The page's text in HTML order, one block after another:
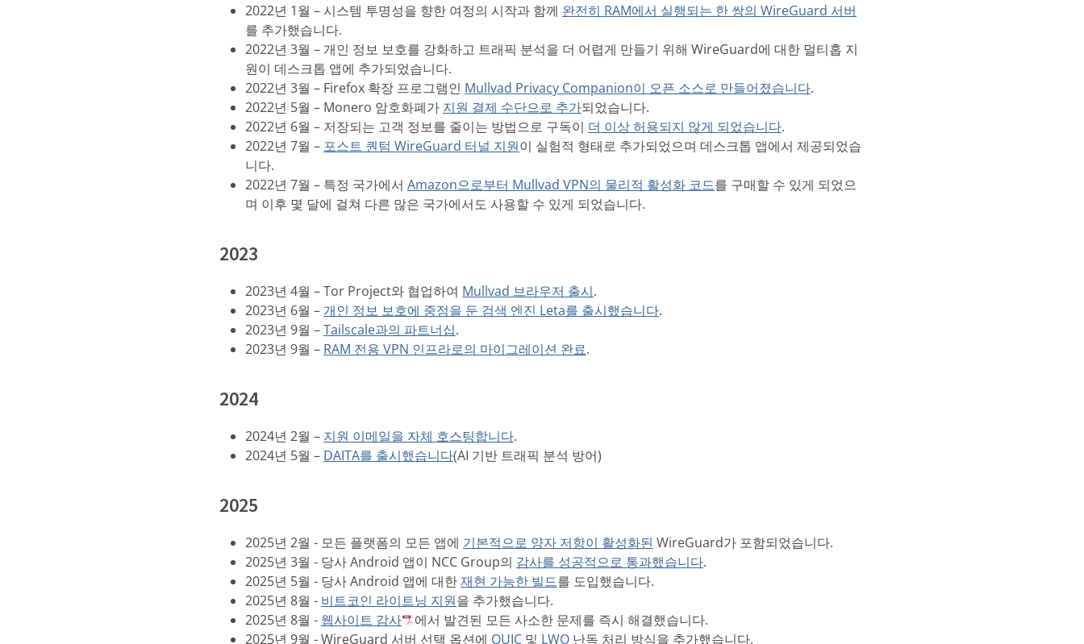
2022년 1월 – 시스템 투명성을 향한 여정의 시작과 함께 완전히 RAM에서 실행되는 한 쌍의 WireGuard 서버
를 추가했습니다.
2022년 3월 – 개인 정보 보호를 강화하고 트래픽 분석을 더 어렵게 만들기 위해 WireGuard에 대한 멀티홉 지
원이 데스크톱 앱에 추가되었습니다.
2022년 3월 – Firefox 확장 프로그램인 Mullvad Privacy Companion이 오픈 소스로 만들어졌습니다.
2022년 5월 – Monero 암호화폐가 지원 결제 수단으로 추가되었습니다.
2022년 6월 – 저장되는 고객 정보를 줄이는 방법으로 구독이 더 이상 허용되지 않게 되었습니다.
2022년 7월 – 포스트 퀀텀 WireGuard 터널 지원이 실험적 형태로 추가되었으며 데스크톱 앱에서 제공되었습
니다.
2022년 7월 – 특정 국가에서 Amazon으로부터 Mullvad VPN의 물리적 활성화 코드를 구매할 수 있게 되었으
며 이후 몇 달에 걸쳐 다른 많은 국가에서도 사용할 수 있게 되었습니다.
2023
2023년 4월 – Tor Project와 협업하여 Mullvad 브라우저 출시.
2023년 6월 – 개인 정보 보호에 중점을 둔 검색 엔진 Leta를 출시했습니다.
2023년 9월 –Tailscale과의 파트너십.
2023년 9월 – RAM 전용 VPN 인프라로의 마이그레이션 완료.
2024
2024년 2월 – 지원 이메일을 자체 호스팅합니다.
2024년 5월 – DAITA를 출시했습니다(AI 기반 트래픽 분석 방어)
2025
2025년 2월 - 모든 플랫폼의 모든 앱에 기본적으로 양자 저항이 활성화된 WireGuard가 포함되었습니다.
2025년 3월 - 당사 Android 앱이 NCC Group의 감사를 성공적으로 통과했습니다.
2025년 5월 - 당사 Android 앱에 대한재현 가능한 빌드를 도입했습니다.
2025년 8월 - 비트코인 라이트닝 지원을 추가했습니다.
2025년 8월 - 웹사이트 감사
에서 발견된 모든 사소한 문제를 즉시 해결했습니다.
2025년 9월 - WireGuard 서버 선택 옵션에 QUIC 및 LWO 난독 처리 방식을 추가했습니다.